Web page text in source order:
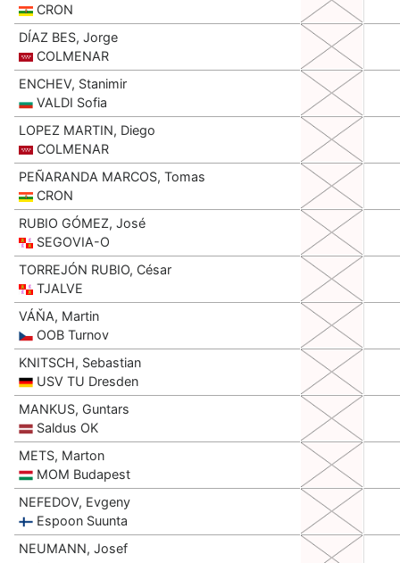
CRON
DÍAZ BES, Jorge
COLMENAR
ENCHEV, Stanimir
VALDI Sofia
LOPEZ MARTIN, Diego
COLMENAR
PEÑARANDA MARCOS, Tomas
CRON
RUBIO GÓMEZ, José
SEGOVIA-O
TORREJÓN RUBIO, César
TJALVE
VÁŇA, Martin
OOB Turnov
KNITSCH, Sebastian
USV TU Dresden
MANKUS, Guntars
Saldus OK
METS, Marton
MOM Budapest
NEFEDOV, Evgeny
Espoon Suunta
NEUMANN, Josef